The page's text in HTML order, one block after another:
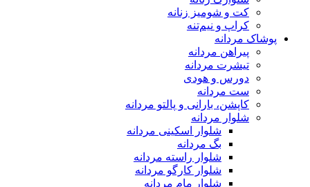
کت و شومیز زنانه
کراپ و نیم‌تنه
پوشاک مردانه
پیراهن مردانه
تیشرت مردانه
دورس و هودی
ست مردانه
کاپشن، بارانی و پالتو مردانه
شلوار مردانه
شلوار اسکینی مردانه
بگ مردانه
شلوار راسته مردانه
شلوار کارگو مردانه
شلوار مام مردانه